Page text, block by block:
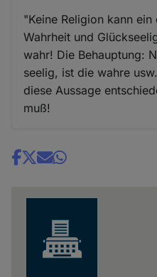
"Keine Religion kann
Wahrheit und
wahr! Die Behauptung:
seelig, ist die wahre
diese Aussage
muß!
Share